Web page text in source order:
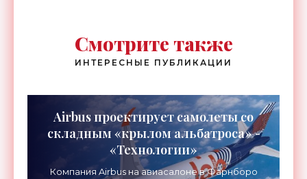
Смотрите также
ИНТЕРЕСНЫЕ ПУБЛИКАЦИИ
Airbus проектирует самолеты со
складным «крылом альбатроса» -
«Технологии»
Компания Airbus на авиасалоне в Фарнборо